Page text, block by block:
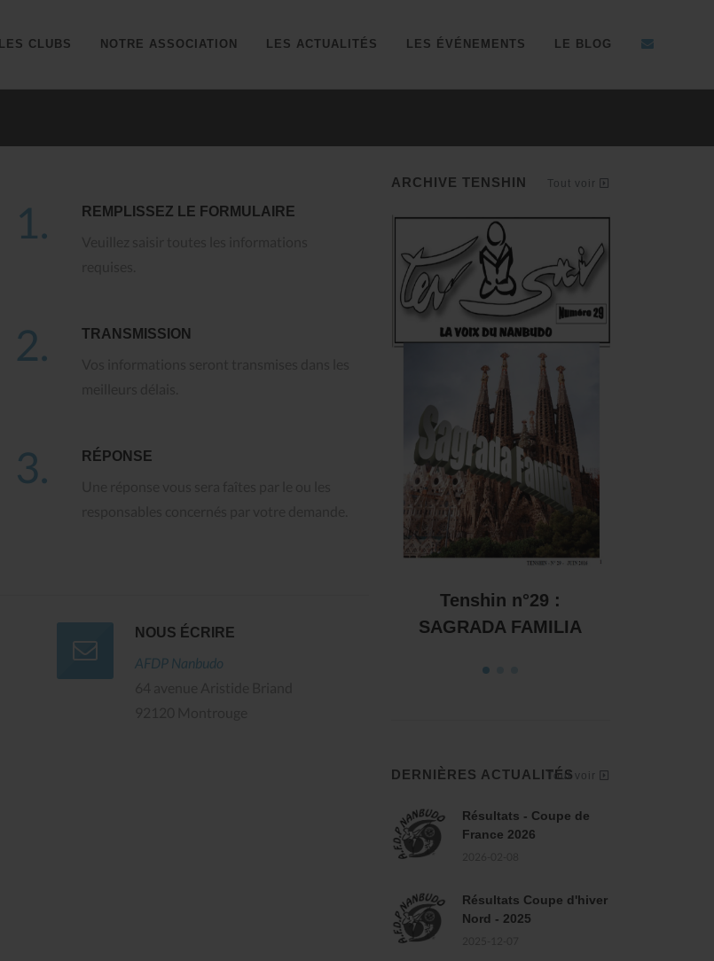
LES CLUBS NOTRE ASSOCIATION LES ACTUALITÉS LES ÉVÉNEMENTS LE BLOG
1. REMPLISSEZ LE FORMULAIRE
2. TRANSMISSION
3. RÉPONSE
NOUS ÉCRIRE
AFDP Nanbudo
ARCHIVE TENSHIN Tout voir
et le Roseau
SAGRADA FAMILIA
Tenshin n°28 : Résiste
DERNIÈRES ACTUALITÉSTout voir
Résultats - Coupe de
France 2026
Résultats Coupe d'hiver
Nord - 2025